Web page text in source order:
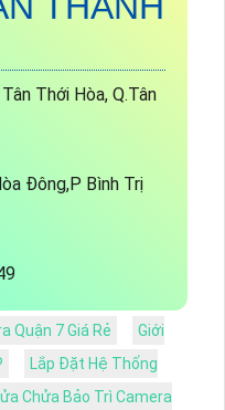
Thới Hòa, Q.Tân
Đông,P Bình Trị
Quận 7 Giá Rẻ
Giới
Lắp Đặt Hệ Thống
Chửa Bảo Trì Camera